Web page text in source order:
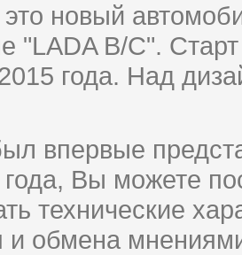
новый
"LADA B/C".
года. Над
впервые
года, Вы можете
технические
обмена